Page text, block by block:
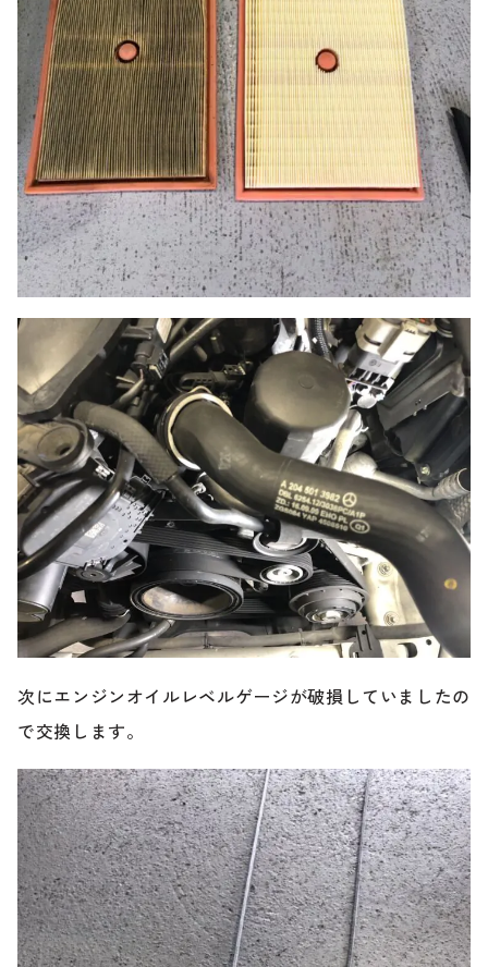
次にエンジンオイルレベルゲージが破損していましたの
で交換します。